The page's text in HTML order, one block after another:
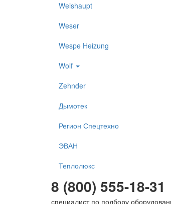
Weishaupt
Weser
Wespe Heizung
Wolf
Zehnder
Дымотек
Регион Спецтехно
ЭВАН
Теплолюкс
8 (800) 555-18-31
специалист по подбору